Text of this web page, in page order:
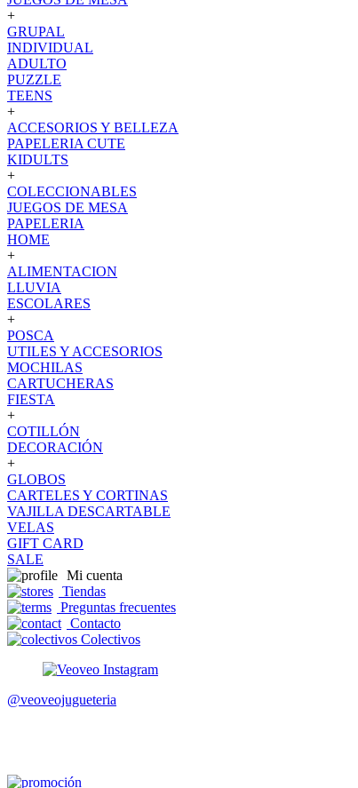
+
GRUPAL
INDIVIDUAL
ADULTO
PUZZLE
TEENS
+
ACCESORIOS Y BELLEZA
PAPELERIA CUTE
KIDULTS
+
COLECCIONABLES
JUEGOS DE MESA
PAPELERIA
HOME
+
ALIMENTACION
LLUVIA
ESCOLARES
+
POSCA
UTILES Y ACCESORIOS
MOCHILAS
CARTUCHERAS
FIESTA
+
COTILLÓN
DECORACIÓN
+
GLOBOS
CARTELES Y CORTINAS
VAJILLA DESCARTABLE
VELAS
GIFT CARD
SALE
Mi cuenta
Tiendas
Preguntas frecuentes
Contacto
Colectivos
@veoveojugueteria